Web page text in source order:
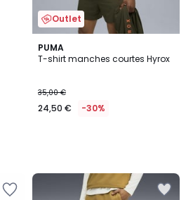
Outlet
PUMA
T-shirt manches courtes Hyrox
35,00 €
24,50 € -30%